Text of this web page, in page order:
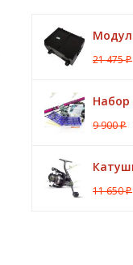
21 475₽
9 900₽
11 650₽